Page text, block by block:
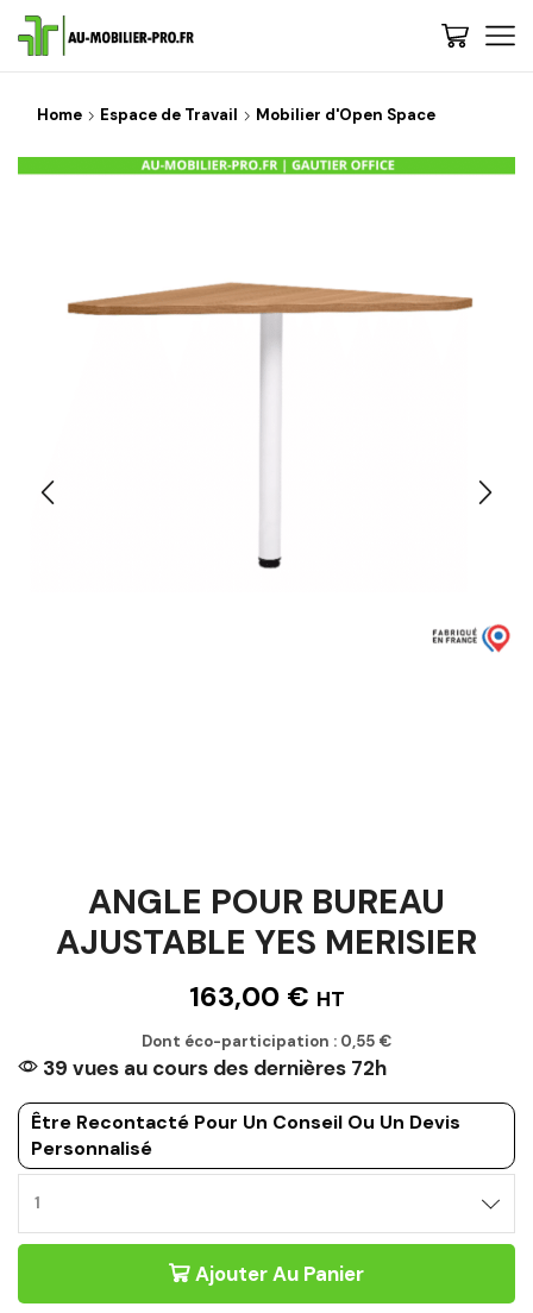
Home Espace de Travail Mobilier d'Open Space
ANGLE POUR BUREAU
AJUSTABLE YES MERISIER
163,00 € HT
Dont éco-participation : 0,55 €
39 vues au cours des dernières 72h
Être Recontacté Pour Un Conseil Ou Un Devis
Personnalisé
Ajouter Au Panier